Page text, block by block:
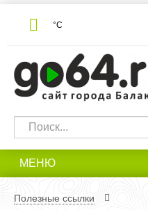
°С
МЕНЮ
Полезные ссылки